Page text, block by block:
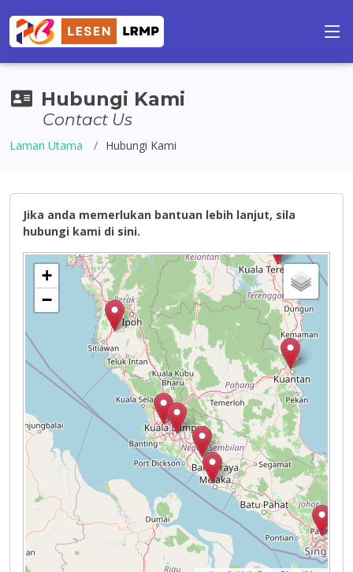
Hubungi Kami
Contact Us
Laman Utama Hubungi Kami
Jika anda memerlukan bantuan lebih lanjut, sila
hubungi kami di sini.